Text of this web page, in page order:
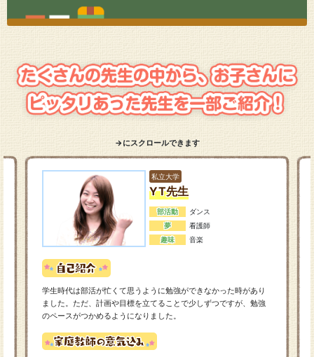
→にスクロールできます
私立大学
YT先生
部活動
ダンス
夢
看護師
趣味
音楽
学生時代は部活が忙くて思うように勉強ができなかった時があり
ました。ただ、計画や目標を立てることで少しずつですが、勉強
のペースがつかめるようになりました。